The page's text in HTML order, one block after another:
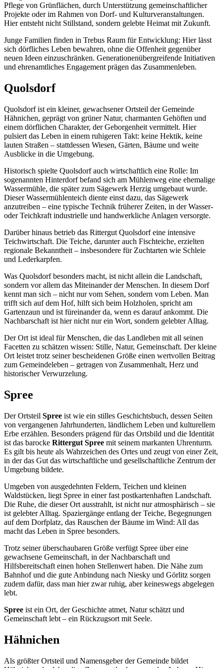
Pflege von Grünflächen, durch Unterstützung gemeinschaftlicher
Projekte oder im Rahmen von Dorf- und Kulturveranstaltungen.
Hier entsteht nicht Stillstand, sondern gelebte Heimat mit Zukunft.
Junge Familien finden in Trebus Raum für Entwicklung: Hier lässt
sich dörfliches Leben bewahren, ohne die Offenheit gegenüber
neuen Ideen einzuschränken. Generationenübergreifende Initiativen
und ehrenamtliches Engagement prägen das Zusammenleben.
Quolsdorf
Quolsdorf ist ein kleiner, gewachsener Ortsteil der Gemeinde
Hähnichen, geprägt von grüner Natur, charmanten Gehöften und
einem dörflichen Charakter, der Geborgenheit vermittelt. Hier
pulsiert das Leben in einem ruhigeren Takt: keine Hektik, keine
lauten Straßen – stattdessen Wiesen, Gärten, Bäume und weite
Ausblicke in die Umgebung.
Historisch spielte Quolsdorf auch wirtschaftlich eine Rolle: Im
sogenannten Hinterdorf befand sich am Mühlenweg eine ehemalige
Wassermühle, die später zum Sägewerk Herzig umgebaut wurde.
Dieser Wassermühlenteich diente einst dazu, das Sägewerk
anzutreiben – eine typische Technik früherer Zeiten, in der Wasser-
oder Teichkraft industrielle und handwerkliche Anlagen versorgte.
Darüber hinaus betrieb das Rittergut Quolsdorf eine intensive
Teichwirtschaft. Die Teiche, darunter auch Fischteiche, erzielten
regionale Bekanntheit – insbesondere für Zuchtarten wie Schleie
und Lederkarpfen.
Was Quolsdorf besonders macht, ist nicht allein die Landschaft,
sondern vor allem das Miteinander der Menschen. In diesem Dorf
kennt man sich – nicht nur vom Sehen, sondern vom Leben. Man
trifft sich auf dem Hof, hilft sich beim Holzholen, spricht am
Gartenzaun und ist füreinander da, wenn es darauf ankommt. Die
Nachbarschaft ist hier nicht nur ein Wort, sondern gelebter Alltag.
Der Ort ist ideal für Menschen, die das Landleben mit all seinen
Facetten zu schätzen wissen: Stille, Natur, Gemeinschaft. Der kleine
Ort leistet trotz seiner bescheidenen Größe einen wertvollen Beitrag
zum Gemeindeleben – getragen von Zusammenhalt, Herz und
historischer Verwurzelung.
Spree
Der Ortsteil Spree ist wie ein stilles Geschichtsbuch, dessen Seiten
von vergangenen Jahrhunderten, ländlichem Leben und kulturellem
Erbe erzählen. Besonders prägend für das Ortsbild und die Identität
ist das barocke Rittergut Spree mit seinem markanten Uhrenturm.
Es gilt bis heute als Wahrzeichen des Ortes und zeugt von einer Zeit,
in der das Gut das wirtschaftliche und gesellschaftliche Zentrum der
Umgebung bildete.
Umgeben von ausgedehnten Feldern, Teichen und kleinen
Waldstücken, liegt Spree in einer fast postkartenhaften Landschaft.
Die Ruhe, die dieser Ort ausstrahlt, ist nicht nur atmosphärisch – sie
ist gelebter Alltag. Spaziergänge entlang der Teiche, Begegnungen
auf dem Dorfplatz, das Rauschen der Bäume im Wind: All das
macht das Leben in Spree besonders.
Trotz seiner überschaubaren Größe verfügt Spree über eine
gewachsene Gemeinschaft, in der Nachbarschaft und
Hilfsbereitschaft einen hohen Stellenwert haben. Die Nähe zum
Bahnhof und die gute Anbindung nach Niesky und Görlitz sorgen
zudem dafür, dass man hier zwar ruhig, aber keineswegs abgelegen
lebt.
Spree ist ein Ort, der Geschichte atmet, Natur schätzt und
Gemeinschaft lebt – ein Rückzugsort mit Seele.
Hähnichen
Als größter Ortsteil und Namensgeber der Gemeinde bildet